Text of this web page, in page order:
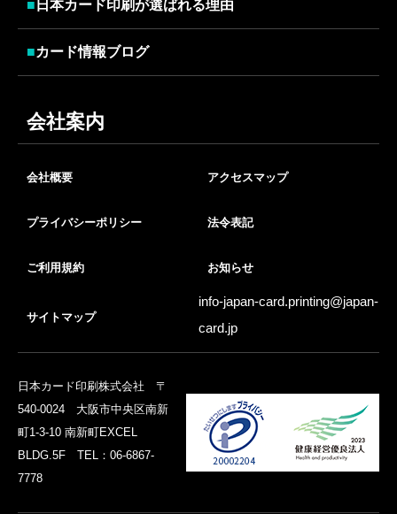
■ 日本カード印刷が選ばれる理由
■カード情報ブログ
会社案内
会社概要 アクセスマップ
プライバシーポリシー 法令表記
ご利用規約 お知らせ
サイトマップ
info-japan-card.printing@japan-
card.jp
日本カード印刷株式会社 〒
540-0024 大阪市中央区南新
町1-3-10 南新町EXCEL
BLDG.5F TEL：06-6867-
7778